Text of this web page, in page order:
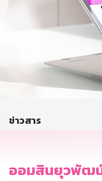
บริการทางการเงิ
ติดต่อเรา
บริการออนไลน์
ข่าวสาร
ออมสินยุวพัฒน์